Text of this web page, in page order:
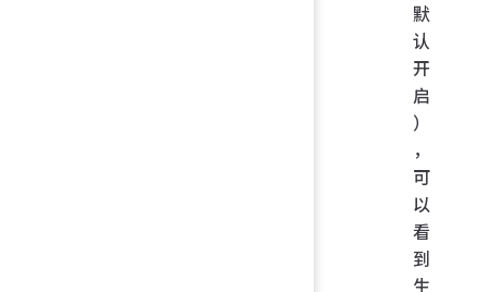
默
认
开
启
）
，
可
以
看
到
生